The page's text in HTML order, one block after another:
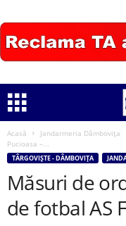
Acasă Jandarmeria Dâmbovița
Pucioasa –...
TÂRGOVIȘTE - DÂMBOVIȚA
Măsuri de
de fotbal AS